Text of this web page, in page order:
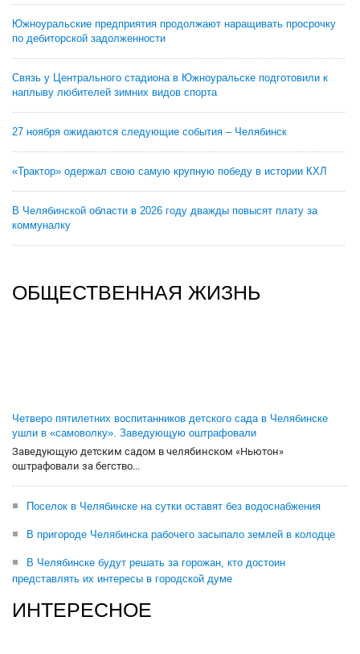
Южноуральские предприятия продолжают наращивать просрочку
по дебиторской задолженности
Связь у Центрального стадиона в Южноуральске подготовили к
наплыву любителей зимних видов спорта
27 ноября ожидаются следующие события – Челябинск
«Трактор» одержал свою самую крупную победу в истории КХЛ
В Челябинской области в 2026 году дважды повысят плату за
коммуналку
ОБЩЕСТВЕННАЯ ЖИЗНЬ
Четверо пятилетних воспитанников детского сада в Челябинске
ушли в «самоволку». Заведующую оштрафовали
Заведующую детским садом в челябинском «Ньютон»
оштрафовали за бегство...
Поселок в Челябинске на сутки оставят без водоснабжения
В пригороде Челябинска рабочего засыпало землей в колодце
В Челябинске будут решать за горожан, кто достоин
представлять их интересы в городской думе
ИНТЕРЕСНОЕ